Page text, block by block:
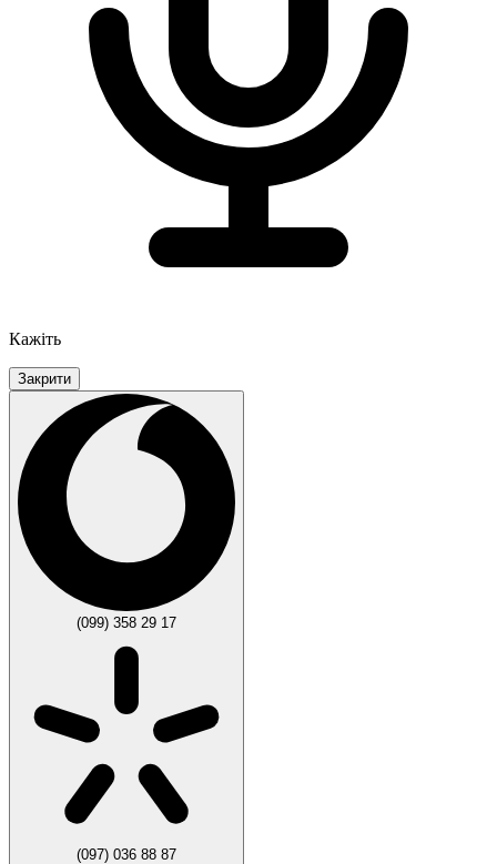
Кажіть
Закрити
(099) 358 29 17
(097) 036 88 87